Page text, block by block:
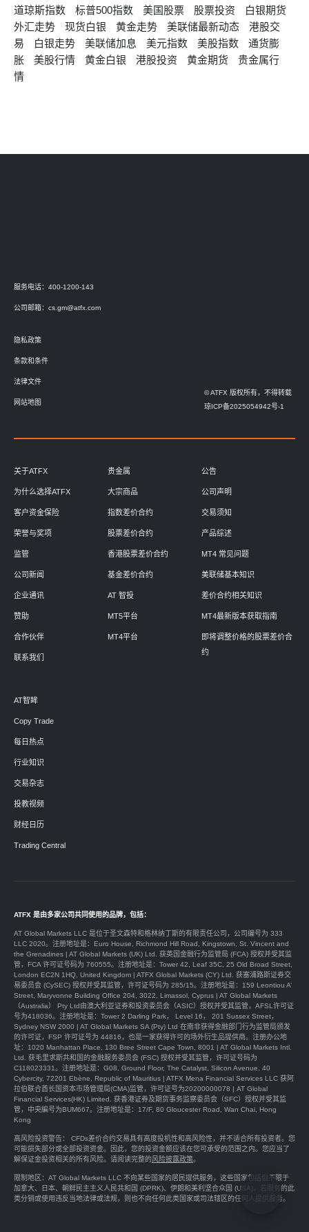
道琼斯指数 标普500指数 美国股票 股票投资
白银期货
外汇走势
现货白银 黄金走势 美联储最新动态
港股交
易
白银走势 美联储加息 美元指数 美股指数
通货膨
胀
美股行情 黄金白银 港股投资 黄金期货
贵金属行
情
服务电话：400-1200-143
公司邮箱： cs.gm@atfx.com
隐私政策
条款和条件
法律文件
网站地图
© ATFX 版权所有，不得转载
琼ICP备2025054942号-1
关于ATFX
为什么选择ATFX
客户资金保险
荣誉与奖项
监管
公司新闻
企业通讯
赞助
合作伙伴
联系我们
贵金属
大宗商品
指数差价合约
股票差价合约
香港股票差价合约
基金差价合约
AT 智投
MT5平台
MT4平台
公告
公司声明
交易须知
产品综述
MT4 常见问题
美联储基本知识
差价合约相关知识
MT4最新版本获取指南
即将调整价格的股票差价合
约
AT智眸
Copy Trade
每日热点
行业知识
交易杂志
投教视频
财经日历
Trading Central
ATFX 是由多家公司共同使用的品牌，包括：
AT Global Markets LLC 是位于圣文森特和格林纳丁斯的有限责任公司，公司编号为 333
LLC 2020。注册地址是：Euro House, Richmond Hill Road, Kingstown, St. Vincent and
the Grenadines | AT Global Markets (UK) Ltd. 获英国金融行为监管局 (FCA) 授权并受其监
管，FCA 许可证号码为 760555。注册地址是：Tower 42, Leaf 35C, 25 Old Broad Street,
London EC2N 1HQ, United Kingdom | ATFX Global Markets (CY) Ltd. 获塞浦路斯证券交
易委员会 (CySEC) 授权并受其监管，许可证号码为 285/15。注册地址是：159 Leontiou A’
Street, Maryvonne Building Office 204, 3022, Limassol, Cyprus | AT Global Markets
（Australia） Pty Ltd由澳大利亚证券和投资委员会（ASIC）授权并受其监管，AFSL许可证
号为418036。注册地址是：Tower 2 Darling Park， Level 16， 201 Sussex Street，
Sydney NSW 2000 | AT Global Markets SA (Pty) Ltd 在南非获得金融部门行为监管局颁发
的许可证，FSP 许可证号为 44816，也是一家获得许可的场外衍生品提供商。注册办公地
址：1020 Manhattan Place, 130 Bree Street Cape Town, 8001 | AT Global Markets Intl.
Ltd. 获毛里求斯共和国的金融服务委员会 (FSC) 授权并受其监管，许可证号码为
C118023331。注册地址是：G08, Ground Floor, The Catalyst, Silicon Avenue, 40
Cybercity, 72201 Ebène, Republic of Mauritius | ATFX Mena Financial Services LLC 获阿
拉伯联合酋长国资本市场管理局(CMA)监管，许可证号为20200000078 | AT Global
Financial Services(HK) Limited. 获香港证券及期货事务监察委员会（SFC）授权并受其监
管，中央編号为BUM667。注册地址是：17/F, 80 Gloucester Road, Wan Chai, Hong
Kong
高风险投资警告： CFDs差价合约交易具有高度投机性和高风险性，并不适合所有投资者。您
可能损失部分或全部投资资金。因此，您的投资金额应该在您可承受的范围之内。您应当了
解保证金投资相关的所有风险。请阅读完整的风险披露政策。
限制地区：AT Global Markets LLC 不向某些国家的居民提供服务，这些国家包括但不限于
加拿大、日本、朝鲜民主主义人民共和国 (DPRK)、伊朗和美利坚合众国 (USA)，若服务的此
类分销或使用违反当地法律或法规，则也不向任何此类国家或司法辖区的任何人提供服务。